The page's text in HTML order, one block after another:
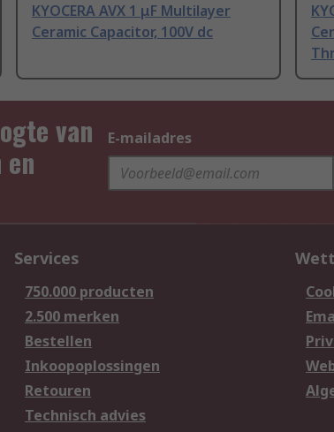
KYOCERA AVX 1 μF Multilayer
Ceramic Capacitor, 100V dc
van
E-mailadres
Services
750.000 producten
2.500 merken
Bestellen
Inkoopoplossingen
Retouren
Technisch advies